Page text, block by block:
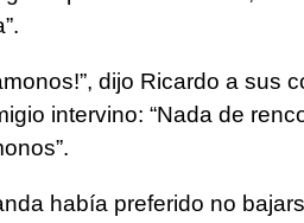
dijo Ricardo a sus
intervino: “Nada de
había preferido no